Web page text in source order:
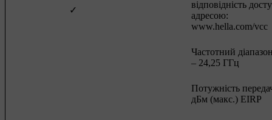
✓
відповідність
адресою:
www.hella.com/vcc
Частотний
– 24,25 ГГц
Потужність
дБм (макс.) EIRP